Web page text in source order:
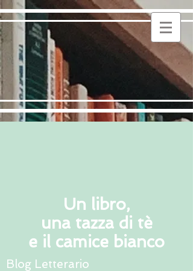
Un libro,
una tazza di tè
e il camice bianco
Blog Letterario